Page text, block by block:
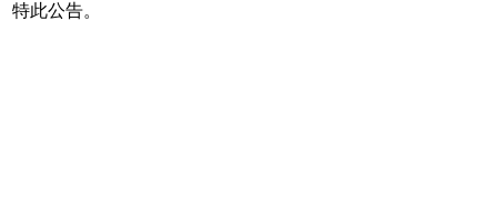
特此公告。